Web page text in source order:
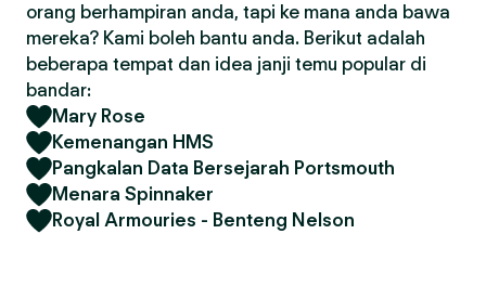
orang berhampiran anda, tapi ke mana anda bawa
mereka? Kami boleh bantu anda. Berikut adalah
beberapa tempat dan idea janji temu popular di
bandar:
Mary Rose
Kemenangan HMS
Pangkalan Data Bersejarah Portsmouth
Menara Spinnaker
Royal Armouries - Benteng Nelson